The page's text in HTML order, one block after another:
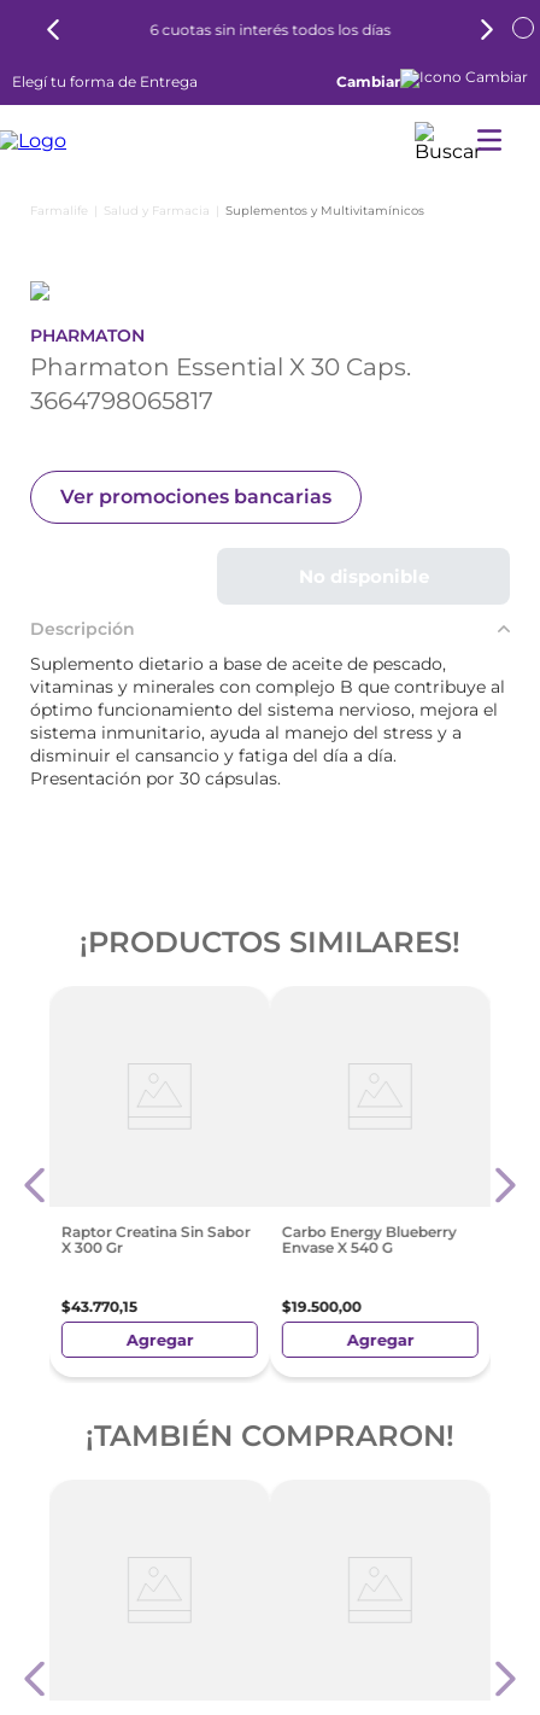
6 cuotas sin interés todos los días
Elegí tu forma de Entrega Cambiar
Salud y Farmacia Suplementos y Multivitamínicos
PHARMATON
Pharmaton Essential X 30 Caps.
3664798065817
Ver promociones bancarias
No disponible
Descripción
Suplemento dietario a base de aceite de pescado,
vitaminas y minerales con complejo B que contribuye al
óptimo funcionamiento del sistema nervioso, mejora el
sistema inmunitario, ayuda al manejo del stress y a
disminuir el cansancio y fatiga del día a día.
Presentación por 30 cápsulas.
¡PRODUCTOS SIMILARES!
Raptor Creatina Sin Sabor
X 300 Gr
$43.770,15
Agregar
Carbo Energy Blueberry
Envase X 540 G
$19.500,00
Agregar
¡TAMBIÉN COMPRARON!